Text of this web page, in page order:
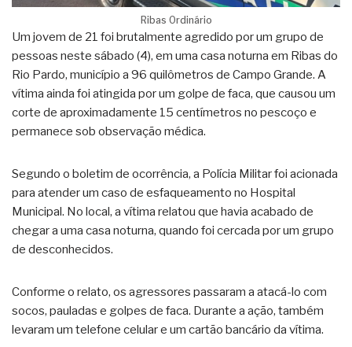
Ribas Ordinário
Um jovem de 21 foi brutalmente agredido por um grupo de
pessoas neste sábado (4), em uma casa noturna em Ribas do
Rio Pardo, município a 96 quilômetros de Campo Grande. A
vítima ainda foi atingida por um golpe de faca, que causou um
corte de aproximadamente 15 centímetros no pescoço e
permanece sob observação médica.
Segundo o boletim de ocorrência, a Polícia Militar foi acionada
para atender um caso de esfaqueamento no Hospital
Municipal. No local, a vítima relatou que havia acabado de
chegar a uma casa noturna, quando foi cercada por um grupo
de desconhecidos.
Conforme o relato, os agressores passaram a atacá-lo com
socos, pauladas e golpes de faca. Durante a ação, também
levaram um telefone celular e um cartão bancário da vítima.